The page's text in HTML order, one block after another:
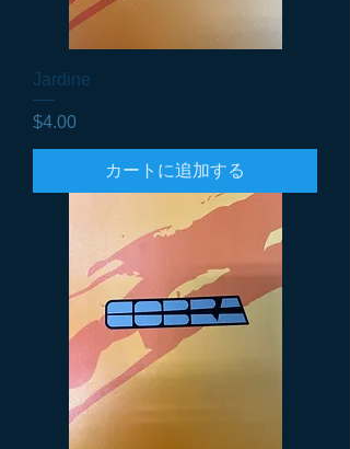
Jardine
価格
$4.00
カートに追加する